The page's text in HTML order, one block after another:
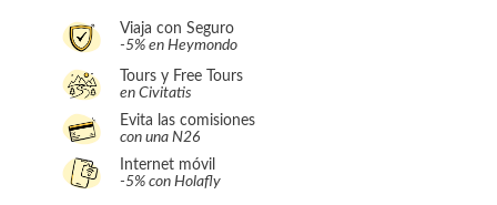
Viaja con Seguro
-5% en Heymondo
Tours y Free Tours
en Civitatis
Evita las comisiones
con una N26
Internet móvil
-5% con Holafly